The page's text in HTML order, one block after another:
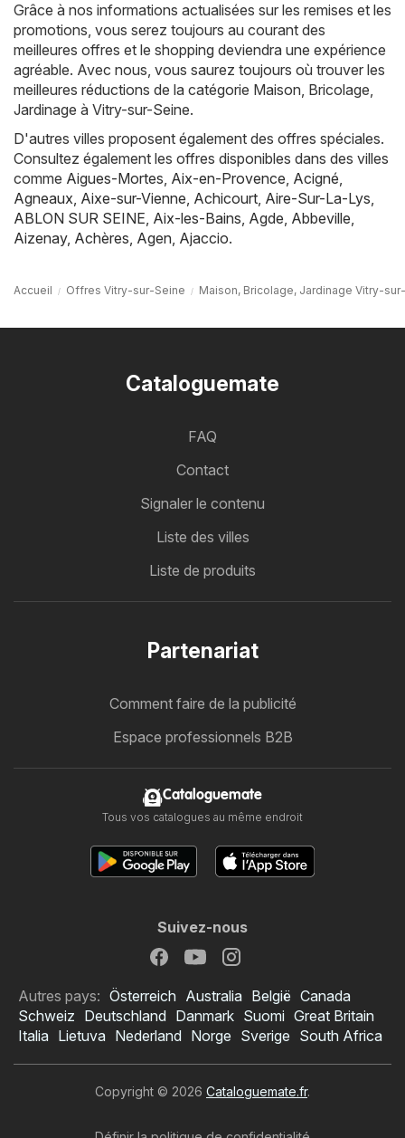
Grâce à nos informations actualisées sur les remises et les
promotions, vous serez toujours au courant des
meilleures offres et le shopping deviendra une expérience
agréable. Avec nous, vous saurez toujours où trouver les
meilleures réductions de la catégorie Maison, Bricolage,
Jardinage à Vitry-sur-Seine.
D'autres villes proposent également des offres spéciales.
Consultez également les offres disponibles dans des villes
comme Aigues-Mortes, Aix-en-Provence, Acigné,
Agneaux, Aixe-sur-Vienne, Achicourt, Aire-Sur-La-Lys,
ABLON SUR SEINE, Aix-les-Bains, Agde, Abbeville,
Aizenay, Achères, Agen, Ajaccio.
Accueil Offres Vitry-sur-Seine Maison, Bricolage, Jardinage Vitry-
Cataloguemate
FAQ
Contact
Signaler le contenu
Liste des villes
Liste de produits
Partenariat
Comment faire de la publicité
Espace professionnels B2B
Cataloguemate
Tous vos catalogues au même endroit
Suivez-nous
Autres pays: Österreich Australia België Canada
Schweiz Deutschland Danmark Suomi Great Britain
Italia Lietuva Nederland Norge Sverige South Africa
Copyright © 2026 Cataloguemate.fr.